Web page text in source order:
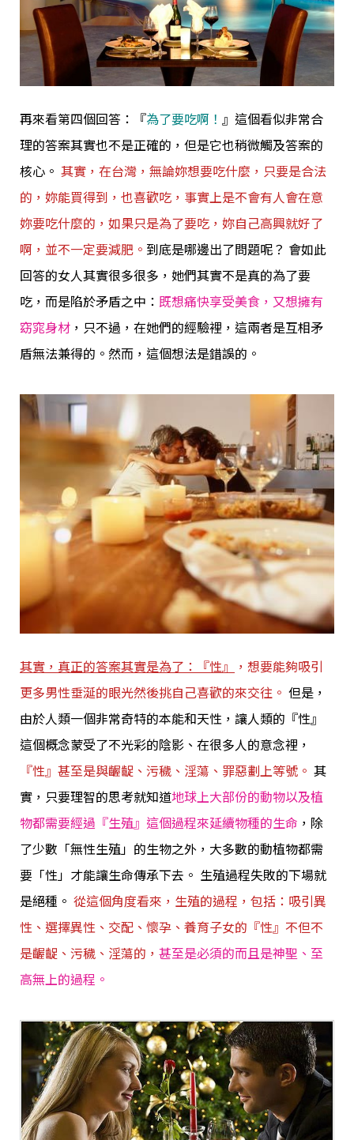
再來看第四個回答：『為了要吃啊！ 』這個看似非常合
理的答案其實也不是正確的，但是它也稍微觸及答案的
核心。 其實，在台灣，無論妳想要吃什麼，只要是合法
的，妳能買得到，也喜歡吃，事實上是不會有人會在意
妳要吃什麼的，如果只是為了要吃，妳自己高興就好了
啊，並不一定要減肥。 到底是哪邊出了問題呢？ 會如此
回答的女人其實很多很多，她們其實不是真的為了要
吃，而是陷於矛盾之中： 既想痛快享受美食，又想擁有
窈窕身材 ，只不過，在她們的經驗裡，這兩者是互相矛
盾無法兼得的。然而，這個想法是錯誤的。
其實，真正的答案其實是為了：『性』
，想要能夠吸引
更多男性垂涎的眼光然後挑自己喜歡的來交往。 但是，
由於人類一個非常奇特的本能和天性，讓人類的『性』
這個概念蒙受了不光彩的陰影、在很多人的意念裡，
『性』甚至是與齷齪、污穢、淫蕩、罪惡劃上等號。 其
實，只要理智的思考就知道地球上大部份的動物以及植
物都需要經過『生殖』這個過程來延續物種的生命 ，除
了少數「無性生殖」的生物之外，大多數的動植物都需
要「性」才能讓生命傳承下去。 生殖過程失敗的下場就
是絕種。 從這個角度看來，生殖的過程，包括：吸引異
性、選擇異性、交配、懷孕、養育子女的『性』不但不
是齷齪、污穢、淫蕩的， 甚至是必須的而且是神聖、至
高無上的過程。